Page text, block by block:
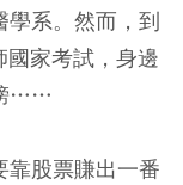
學系。然而，到
國家考試，身邊
……
靠股票賺出一番